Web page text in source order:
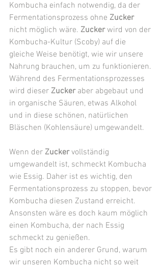
Kombucha einfach notwendig, da der
Fermentationsprozess ohne Zucker
nicht möglich wäre. Zucker wird von der
Kombucha-Kultur (Scoby) auf die
gleiche Weise benötigt, wie wir unsere
Nahrung brauchen, um zu funktionieren.
Während des Fermentationsprozesses
wird dieser Zucker aber abgebaut und
in organische Säuren, etwas Alkohol
und in diese schönen, natürlichen
Bläschen (Kohlensäure) umgewandelt.
Wenn der Zucker vollständig
umgewandelt ist, schmeckt Kombucha
wie Essig. Daher ist es wichtig, den
Fermentationsprozess zu stoppen, bevor
Kombucha diesen Zustand erreicht.
Ansonsten wäre es doch kaum möglich
einen Kombucha, der nach Essig
schmeckt zu genießen.
Es gibt noch ein anderer Grund, warum
wir unseren Kombucha nicht so weit